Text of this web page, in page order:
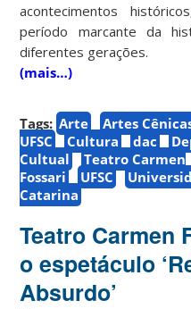
acontecimentos
período marcante da
diferentes gerações.
(mais…)
Tags: Arte
Artes
UFSC
Cultura dac
Cultual
Teatro Carmen
Fossari
UFSC
Catarina
Teatro Carmen
o espetáculo
Absurdo’